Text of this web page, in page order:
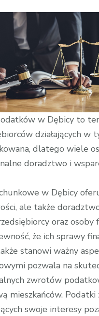
w Dębicy to
działających
dlatego wiele
doradztwo i
w Dębicy
ale także
oraz osoby
że ich sprawy
stanowi ważny
pozwala na
zwrotów
mieszkańców.
swoje interesy